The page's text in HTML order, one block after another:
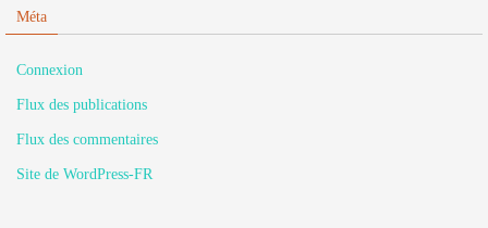
Méta
Connexion
Flux des publications
Flux des commentaires
Site de WordPress-FR